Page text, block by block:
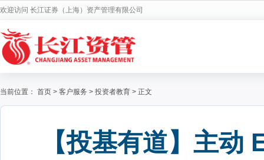
欢迎访问 长江证券（上海）资产管理有限公司
当前位置： 首页 > 客户服务 > 投资者教育 > 正文
【投基有道】主动